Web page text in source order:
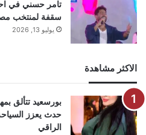
سقفة لمنتخب
يوليو 13, 2026
الاكثر مشاهدة
بورسعيد تتألق
حدث يعزز
الراقي